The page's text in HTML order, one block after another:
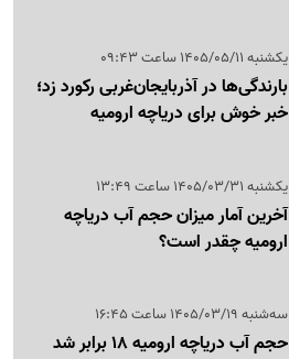
یکشنبه 1405/05/11 ساعت 09:43
بارندگی‌ها در آذربایجان‌غربی رکورد زد؛
خبر خوش برای دریاچه ارومیه
یکشنبه 1405/03/31 ساعت 13:49
آخرین آمار میزان حجم آب دریاچه
ارومیه چقدر است؟
سه‌شنبه 1405/03/19 ساعت 16:45
حجم آب دریاچه ارومیه 18 برابر شد